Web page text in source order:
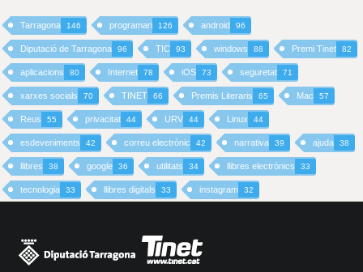
Tarragona 146 programari 126 android 96
Diputació de Tarragona 96 TIC 93 windows 88 Premi Tinet 82
aplicacions 80 Internet 78 iOS 73 seguretat 71
xarxes socials 70 TINET 66 Premis Literaris 65 Mac 57
Reus 55 privacitat 44 URV 44 Linux 44
esdeveniments 42 correu electrònic 42 narrativa 39 ajuda 38
llibres 38 google 36 utilitats 34 llibres electrònics 33
tecnologia 33 llibres digitals 33 instagram 32